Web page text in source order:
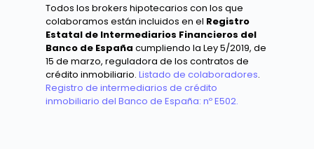
Todos los brokers hipotecarios con los que
colaboramos están incluidos en el Registro
Estatal de Intermediarios Financieros del
Banco de España cumpliendo la Ley 5/2019, de
15 de marzo, reguladora de los contratos de
crédito inmobiliario. Listado de colaboradores.
Registro de intermediarios de crédito
inmobiliario del Banco de España: nº E502.